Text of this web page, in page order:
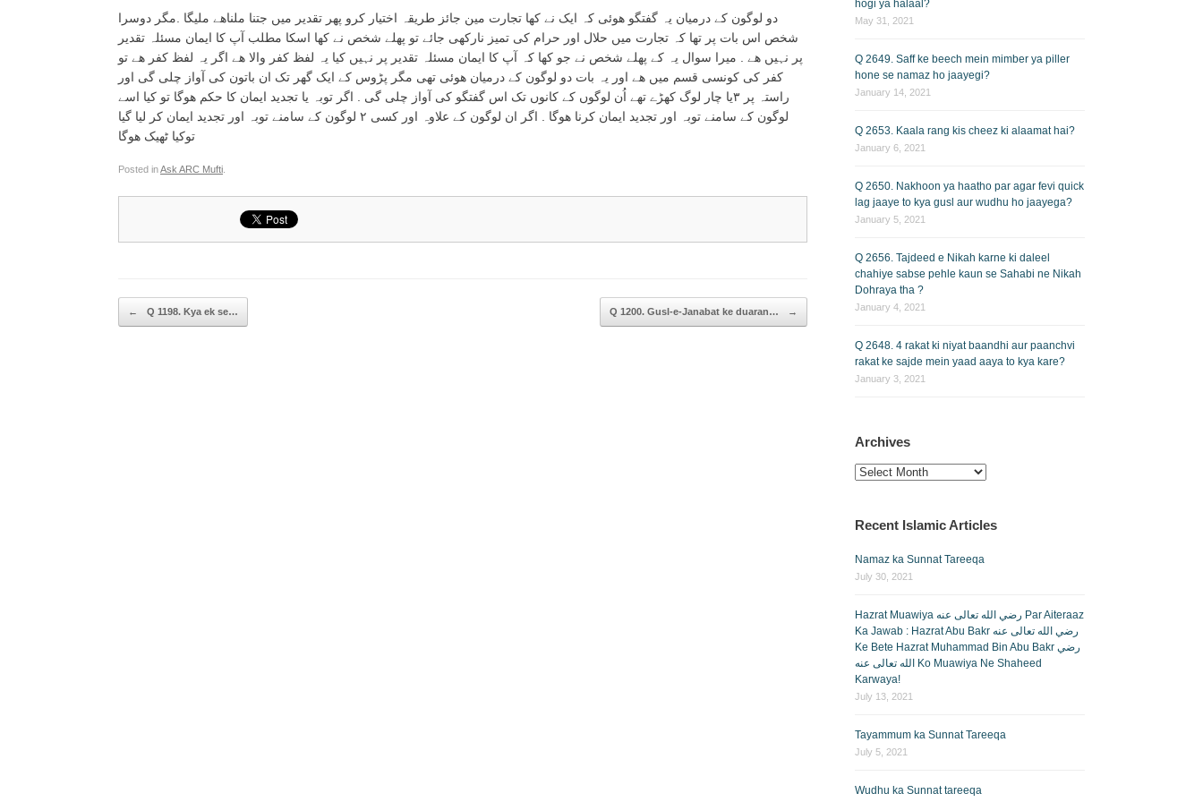
or
decrease
volume.
دو لوگون کے درمیان یہ گفتگو ھوئی کہ ایک نے کھا تجارت مین جائز طریقہ اختیار کرو پھر تقدیر میں جتنا ملناھے ملیگا .مگر دوسرا
شخص اس بات پر تھا کہ تجارت میں حلال اور حرام کی تمیز نارکھی جائے تو پھلے شخص نے کھا اسکا مطلب آپ کا ایمان مسئلہ تقدیر
پر نہیں ھے . میرا سوال یہ کے پھلے شخص نے جو کھا کہ آپ کا ایمان مسئلہ تقدیر پر نہیں کیا یہ لفظ کفر والا ھے اگر یہ لفظ کفر ھے تو
کفر کی کونسی قسم میں ھے اور یہ بات دو لوگون کے درمیان ھوئی تھی مگر پڑوس کے ایک گھر تک ان باتون کی آواز چلی گی اور
راستہ پر ۳یا چار لوگ کھڑے تھے اُن لوگوں کے کانوں تک اس گفتگو کی آواز چلی گی . اگر توبہ یا تجدید ایمان کا حکم ھوگا تو کیا اسے
لوگون کے سامنے توبہ اور تجدید ایمان کرنا ھوگا . اگر ان لوگون کے علاوہ اور کسی ۲ لوگون کے سامنے توبہ اور تجدید ایمان کر لیا گیا
توکیا ٹھیک ھوگا
Posted inAsk ARC Mufti
Post navigation
← Q 1198. Kya ek se… Q 1200. Gusl-e-Janabat ke duaran… →
hogi ya halaal?
May 31, 2021
Q 2649. Saff ke beech mein mimber ya piller
hone se namaz ho jaayegi?
January 14, 2021
Q 2653. Kaala rang kis cheez ki alaamat hai?
January 6, 2021
Q 2650. Nakhoon ya haatho par agar fevi quick
lag jaaye to kya gusl aur wudhu ho jaayega?
January 5, 2021
Q 2656. Tajdeed e Nikah karne ki daleel
chahiye sabse pehle kaun se Sahabi ne Nikah
Dohraya tha ?
January 4, 2021
Q 2648. 4 rakat ki niyat baandhi aur paanchvi
rakat ke sajde mein yaad aaya to kya kare?
January 3, 2021
Archives
Archives
Recent Islamic Articles
Namaz ka Sunnat Tareeqa
July 30, 2021
Hazrat Muawiya رضي الله تعالى عنه Par Aiteraaz
Ka Jawab : Hazrat Abu Bakr رضي الله تعالى عنه
Ke Bete Hazrat Muhammad Bin Abu Bakr رضي
الله تعالى عنه Ko Muawiya Ne Shaheed
Karwaya!
July 13, 2021
Tayammum ka Sunnat Tareeqa
July 5, 2021
Wudhu ka Sunnat tareeqa